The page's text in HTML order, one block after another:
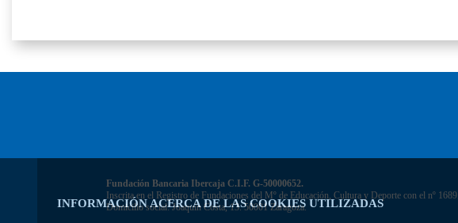
INFORMACIÓN ACERCA DE LAS COOKIES UTILIZADAS
Fundación Bancaria Ibercaja C.I.F. G-50000652.
Inscrita en el Registro de Fundaciones del Mº de Educación, Cultura y Deporte con el nº 1689.
Domicilio social: Joaquín Costa, 13. 50001 Zaragoza.